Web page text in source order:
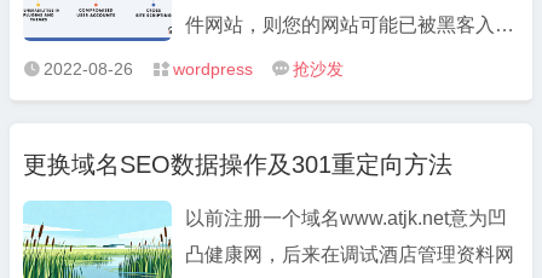
件网站，则您的网站可能已被黑客入侵
并感染了重定向恶意软件。 那么，对
于您网站上 的WordPress 被黑重定向
通过扫描您的网站来确认您是否真的有
黑客入侵。 ...
 2022-08-26  wordpress  抢沙发
更换域名SEO数据操作及301重定向方法
以前注册一个域名www.atjk.net意为凹
凸健康网，后来在调试酒店管理资料网